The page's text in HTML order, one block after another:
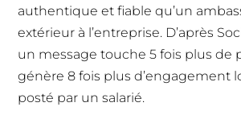
authentique et fiable qu’un
extérieur à l’entreprise. D’après
un message touche 5 fois plus de
génère 8 fois plus d’engagement
posté par un salarié.